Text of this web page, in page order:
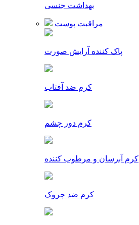
بهداشت جنسی
مراقبت پوست
پاک کننده آرایش صورت
کرم ضد آفتاب
کرم دور چشم
کرم آبرسان و مرطوب کننده
کرم ضد چروک